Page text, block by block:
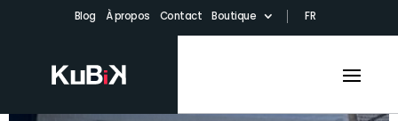
Blog À propos Contact Boutique FR